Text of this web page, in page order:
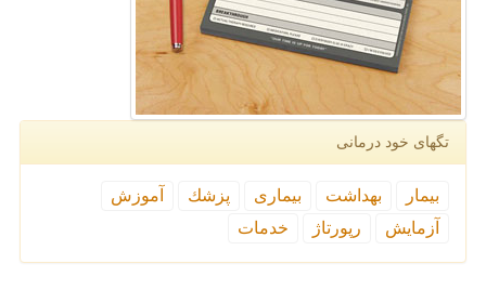
تگهای خود درمانی
بیمار بهداشت بیماری پزشك
آموزش
آزمایش
رپورتاژ خدمات